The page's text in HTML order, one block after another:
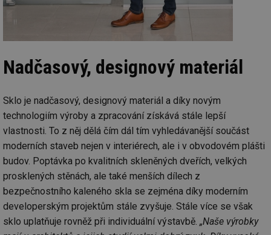
Nadčasový, designový materiál
Sklo je nadčasový, designový materiál a díky novým
technologiím výroby a zpracování získává stále lepší
vlastnosti. To z něj dělá čím dál tím vyhledávanější součást
moderních staveb nejen v interiérech, ale i v obvodovém plášti
budov. Poptávka po kvalitních skleněných dveřích, velkých
prosklených stěnách, ale také menších dílech z
bezpečnostního kaleného skla se zejména díky moderním
developerským projektům stále zvyšuje. Stále více se však
sklo uplatňuje rovněž při individuální výstavbě. „Naše výrobky